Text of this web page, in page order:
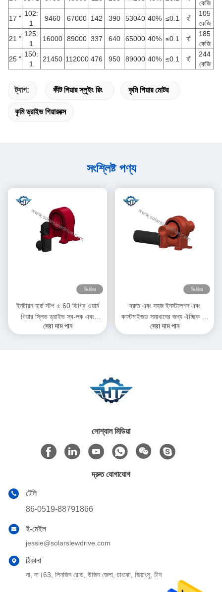
কেজি
17 "
102:
1
9460 67000 142 390 53040 40% ≤0.1 হাঁ
105
কেজি
21 "
125:
1
16000 89000 337 640 65000 40% ≤0.1 হাঁ
185
কেজি
25 "
150:
1
21450 112000 476 950 89000 40% ≤0.1 হাঁ
244
কেজি
ট্যাগ: কীট গিয়ার স্লুইং রিং কৃমি গিয়ার মোটর
কৃমি ড্রাইভ গিয়ারবক্স
সংশ্লিষ্ট পণ্য
ভিডিও
ইনটারন হার্ড স্টপ ± 60 ডিগ্রি ওয়ার্ম
গিয়ার স্লিভ ড্রাইভ স্ব-লক এবং
যথার্থতা সহ 0.15 ডিগ্রি
সেরা দাম পান
ভিডিও
দ্রুত এবং সহজ ইনস্টলেশন এবং
কাস্টমাইজড সমাধানের জন্য ঐচ্ছিক হল
সেন্সর সৌর প্যানেল স্লিভিং ড্রাইভ
সেরা দাম পান
সোশ্যাল মিডিয়া
দ্রুত যোগাযোগ
টেলি
86-0519-88791866
ই-মেইল
jessie@solarslewdrive.com
ঠিকানা
না, না।63, লিনজিন রোড, উজিন জেলা, চাংঝো, জিয়াংসু, চীন